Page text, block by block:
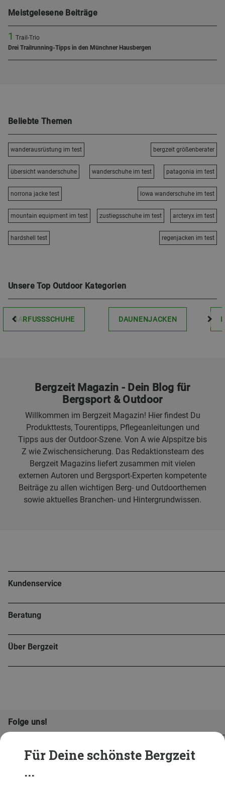
Für Deine schönste Bergzeit
...
Meistgelesene Beiträge
1 Trail-Trio
Drei Trailrunning-Tipps in den Münchner Hausbergen
Beliebte Themen
wanderausrüstung im test bergzeit größenberater
übersicht wanderschuhe wanderschuhe im test patagonia im test
norrona jacke test lowa wanderschuhe im test
mountain equipment im test zustiegsschuhe im test arcteryx im test
hardshell test regenjacken im test
Unsere Top Outdoor Kategorien
BARFUSSSCHUHE DAUNENJACKEN
Bergzeit Magazin - Dein Blog für
Bergsport & Outdoor
Willkommen im Bergzeit Magazin! Hier findest Du
Produkttests, Tourentipps, Pflegeanleitungen und
Tipps aus der Outdoor-Szene. Von A wie Alpspitze bis
Z wie Zwischensicherung. Das Redaktionsteam des
Bergzeit Magazins liefert zusammen mit vielen
externen Autoren und Bergsport-Experten kompetente
Beiträge zu allen wichtigen Berg- und Outdoorthemen
sowie aktuelles Branchen- und Hintergrundwissen.
Kundenservice
Beratung
Über Bergzeit
Folge uns!